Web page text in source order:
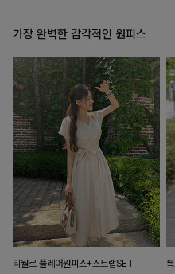
가장 완벽한 감각적인 원피스
리월르 플레어원피스+스트랩SET